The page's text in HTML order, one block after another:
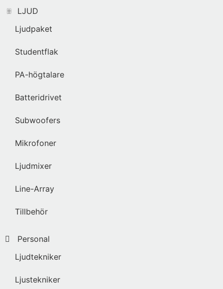
LJUD
Ljudpaket
Studentflak
PA-högtalare
Batteridrivet
Subwoofers
Mikrofoner
Ljudmixer
Line-Array
Tillbehör
Personal
Ljudtekniker
Ljustekniker